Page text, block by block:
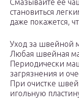
Смазывайте ее
становиться
даже покажется,
Уход за швейной
Любая швейная
Периодически
загрязнения и
При очистке
игольную